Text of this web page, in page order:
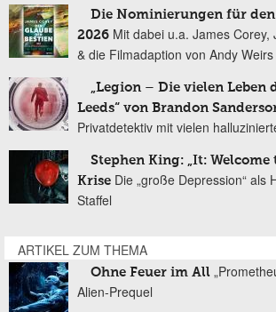
Die Nominierungen für den
2026 Mit dabei u.a. James Corey,
& die Filmadaption von Andy Weirs
„Legion – Die vielen Leben
Leeds“ von Brandon
Privatdetektiv mit vielen
Stephen King: „It:
Krise Die „große Depression“ als
Staffel
ARTIKEL ZUM THEMA
Ohne Feuer im All
Alien-Prequel